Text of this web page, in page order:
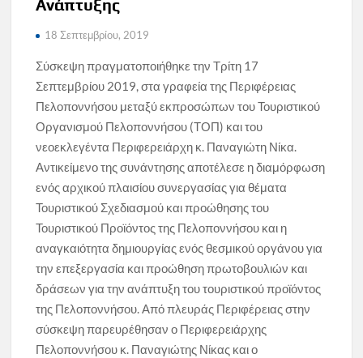
Ανάπτυξης
18 Σεπτεμβρίου, 2019
Σύσκεψη πραγματοποιήθηκε την Τρίτη 17
Σεπτεμβρίου 2019, στα γραφεία της Περιφέρειας
Πελοποννήσου μεταξύ εκπροσώπων του Τουριστικού
Οργανισμού Πελοποννήσου (ΤΟΠ) και του
νεοεκλεγέντα Περιφερειάρχη κ. Παναγιώτη Νίκα.
Αντικείμενο της συνάντησης αποτέλεσε η διαμόρφωση
ενός αρχικού πλαισίου συνεργασίας για θέματα
Τουριστικού Σχεδιασμού και προώθησης του
Τουριστικού Προϊόντος της Πελοποννήσου και η
αναγκαιότητα δημιουργίας ενός θεσμικού οργάνου για
την επεξεργασία και προώθηση πρωτοβουλιών και
δράσεων για την ανάπτυξη του τουριστικού προϊόντος
της Πελοποννήσου. Από πλευράς Περιφέρειας στην
σύσκεψη παρευρέθησαν ο Περιφερειάρχης
Πελοποννήσου κ. Παναγιώτης Νίκας και ο